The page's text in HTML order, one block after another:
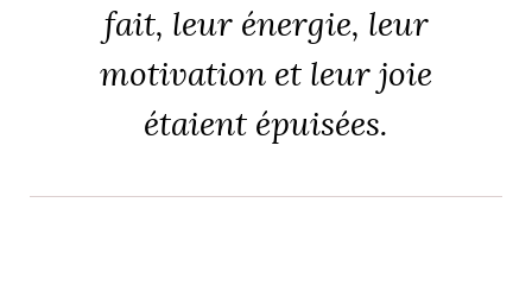
fait, leur énergie, leur
motivation et leur joie
étaient épuisées.